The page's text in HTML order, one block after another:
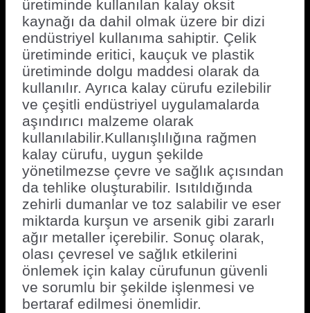
üretiminde kullanılan kalay oksit
kaynağı da dahil olmak üzere bir dizi
endüstriyel kullanıma sahiptir. Çelik
üretiminde eritici, kauçuk ve plastik
üretiminde dolgu maddesi olarak da
kullanılır. Ayrıca kalay cürufu ezilebilir
ve çeşitli endüstriyel uygulamalarda
aşındırıcı malzeme olarak
kullanılabilir.Kullanışlılığına rağmen
kalay cürufu, uygun şekilde
yönetilmezse çevre ve sağlık açısından
da tehlike oluşturabilir. Isıtıldığında
zehirli dumanlar ve toz salabilir ve eser
miktarda kurşun ve arsenik gibi zararlı
ağır metaller içerebilir. Sonuç olarak,
olası çevresel ve sağlık etkilerini
önlemek için kalay cürufunun güvenli
ve sorumlu bir şekilde işlenmesi ve
bertaraf edilmesi önemlidir.